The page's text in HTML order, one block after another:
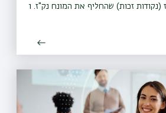
הממוחשבות במונח נ"ז (נקודות זכות) שהחליף את המונח נק"ז. 1